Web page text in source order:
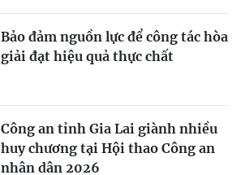
Bảo đảm nguồn lực để công tác hòa
giải đạt hiệu quả thực chất
Công an tỉnh Gia Lai giành nhiều
huy chương tại Hội thao Công an
nhân dân 2026